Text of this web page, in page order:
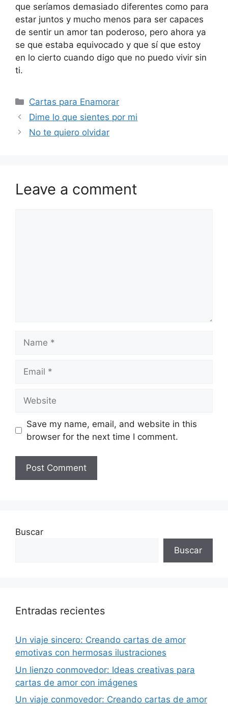
que seríamos demasiado diferentes como para
estar juntos y mucho menos para ser capaces
de sentir un amor tan poderoso, pero ahora ya
se que estaba equivocado y que sí que estoy
en lo cierto cuando digo que no puedo vivir sin
ti.
Categories
Cartas para Enamorar
Dime lo que sientes por mi
No te quiero olvidar
Leave a comment
Save my name, email, and website in this
browser for the next time I comment.
Buscar
Buscar
Entradas recientes
Un viaje sincero: Creando cartas de amor
emotivas con hermosas ilustraciones
Un lienzo conmovedor: Ideas creativas para
cartas de amor con imágenes
Un viaje conmovedor: Creando cartas de amor